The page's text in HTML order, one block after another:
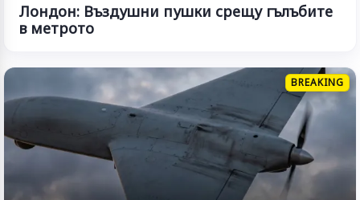
Лондон: Въздушни пушки срещу гълъбите
в метрото
BREAKING